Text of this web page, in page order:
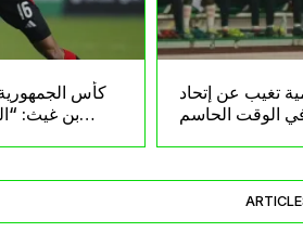
كأس
بن غيث:
تغيب عن إتحاد
الوقت الحاسم